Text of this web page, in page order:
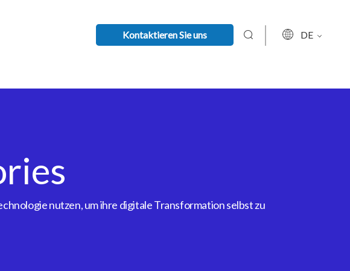
Kontaktieren Sie uns DE
nutzen, um ihre digitale Transformation selbst zu